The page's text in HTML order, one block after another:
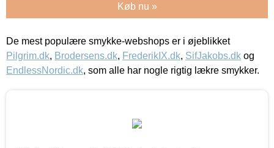
Køb nu »
De mest populære smykke-webshops er i øjeblikket
Pilgrim.dk, Brodersens.dk, FrederikIX.dk, SifJakobs.dk og
EndlessNordic.dk, som alle har nogle rigtig lækre smykker.